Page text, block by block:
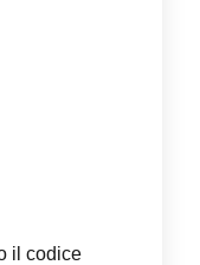
il codice